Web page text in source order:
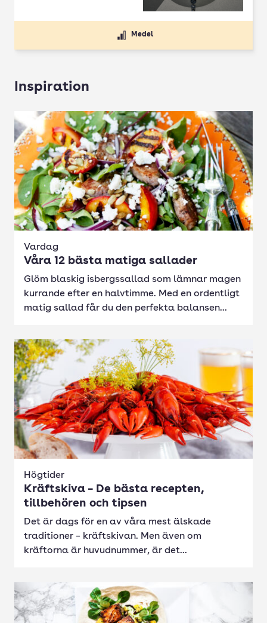
Medel
Inspiration
Vardag
Våra 12 bästa matiga sallader
Glöm blaskig isbergssallad som lämnar magen
kurrande efter en halvtimme. Med en ordentligt
matig sallad får du den perfekta balansen...
Högtider
Kräftskiva – De bästa recepten,
tillbehören och tipsen
Det är dags för en av våra mest älskade
traditioner – kräftskivan. Men även om
kräftorna är huvudnummer, är det...